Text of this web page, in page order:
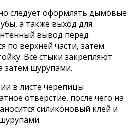
следует оформлять дымовые
а также выход для
вывод перед
по верхней части, затем
Все стыки закрепляют
затем шурупами.
в листе черепицы
отверстие, после чего на
силиконовый клей и